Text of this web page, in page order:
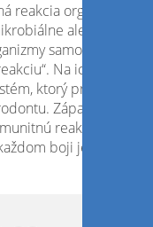
reakcia organizmu, v
alebo
samotné kosť
Na ich
ktorý pri „ničení“
Zápal,
reakciu, ktorej
boji je zničené